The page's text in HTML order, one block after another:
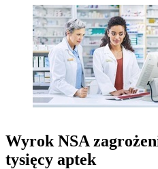
Wyrok NSA
tysięcy aptek